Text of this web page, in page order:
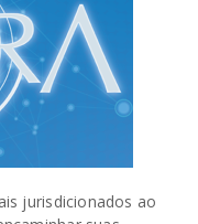
jurisdicionados ao